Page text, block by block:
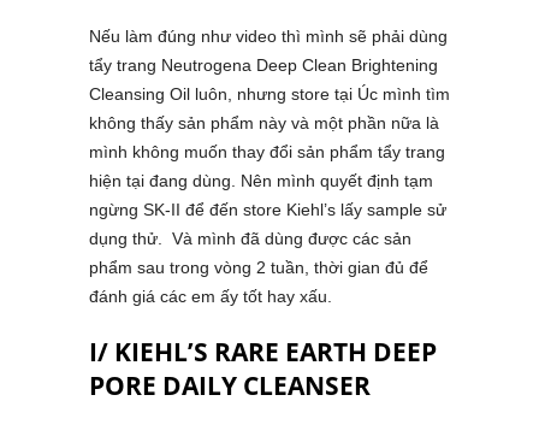
Nếu làm đúng như video thì mình sẽ phải dùng
tẩy trang Neutrogena Deep Clean Brightening
Cleansing Oil luôn, nhưng store tại Úc mình tìm
không thấy sản phẩm này và một phần nữa là
mình không muốn thay đổi sản phẩm tẩy trang
hiện tại đang dùng. Nên mình quyết định tạm
ngừng SK-II để đến store Kiehl’s lấy sample sử
dụng thử. Và mình đã dùng được các sản
phẩm sau trong vòng 2 tuần, thời gian đủ để
đánh giá các em ấy tốt hay xấu.
I/ KIEHL’S RARE EARTH DEEP
PORE DAILY CLEANSER